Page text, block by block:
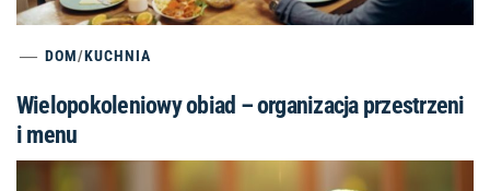
DOM/KUCHNIA
Wielopokoleniowy obiad – organizacja przestrzeni
i menu